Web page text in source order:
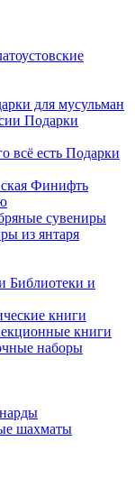
для мусульман
Подарки
Подарки
Финифть
сувениры
из янтаря
Библиотеки и
книги
книги
наборы
шахматы